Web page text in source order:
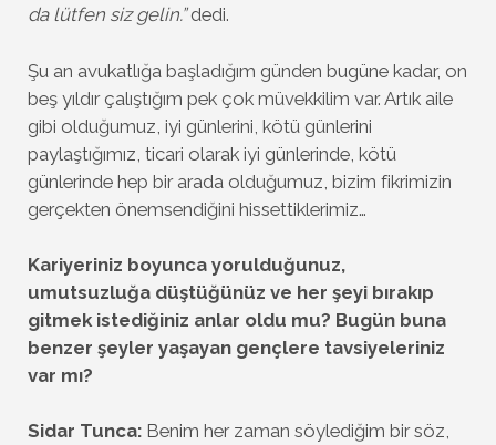
da lütfen siz gelin.”dedi.
Şu an avukatlığa başladığım günden bugüne kadar, on
beş yıldır çalıştığım pek çok müvekkilim var. Artık aile
gibi olduğumuz, iyi günlerini, kötü günlerini
paylaştığımız, ticari olarak iyi günlerinde, kötü
günlerinde hep bir arada olduğumuz, bizim fikrimizin
gerçekten önemsendiğini hissettiklerimiz…
Kariyeriniz boyunca yorulduğunuz,
umutsuzluğa düştüğünüz ve her şeyi bırakıp
gitmek istediğiniz anlar oldu mu? Bugün buna
benzer şeyler yaşayan gençlere tavsiyeleriniz
var mı?
Sidar Tunca:Benim her zaman söylediğim bir söz,